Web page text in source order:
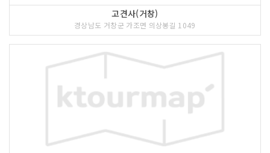
고견사(거창)
경상남도 거창군 가조면 의상봉길 1049